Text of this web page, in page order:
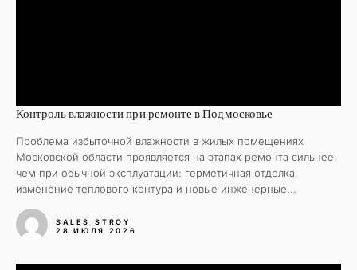
Контроль влажности при ремонте в Подмосковье
Проблема избыточной влажности в жилых помещениях
Московской области проявляется на этапах ремонта сильнее,
чем при обычной эксплуатации: герметичная отделка,
изменение теплового контура и новые инженерные...
SALES_STROY
28 ИЮЛЯ 2026